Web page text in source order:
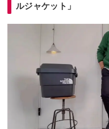
ルジャケット」